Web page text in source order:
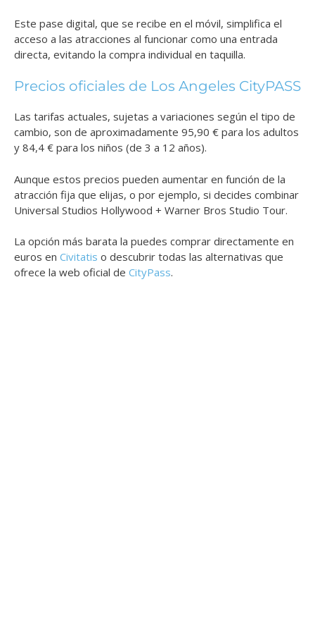
Este pase digital, que se recibe en el móvil, simplifica el
acceso a las atracciones al funcionar como una entrada
directa, evitando la compra individual en taquilla.
Precios oficiales de Los Angeles CityPASS
Las tarifas actuales, sujetas a variaciones según el tipo de
cambio, son de aproximadamente 95,90 € para los adultos
y 84,4 € para los niños (de 3 a 12 años).
Aunque estos precios pueden aumentar en función de la
atracción fija que elijas, o por ejemplo, si decides combinar
Universal Studios Hollywood + Warner Bros Studio Tour.
La opción más barata la puedes comprar directamente en
euros en Civitatis o descubrir todas las alternativas que
ofrece la web oficial de CityPass.